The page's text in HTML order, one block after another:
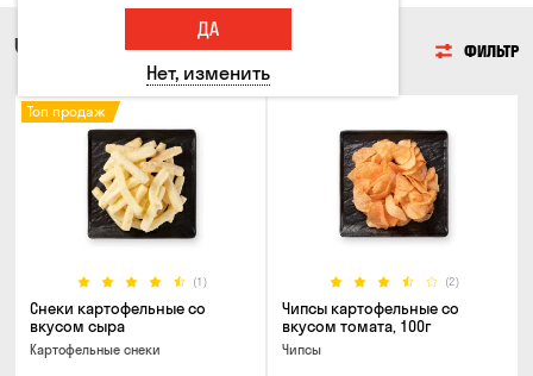
ЧИПСЫ ФИЛЬТР
(1)
Топ продаж
Снеки картофельные со
вкусом сыра
Картофельные снеки
(2)
Чипсы картофельные со
вкусом томата, 100г
Чипсы
ДА
Нет, изменить